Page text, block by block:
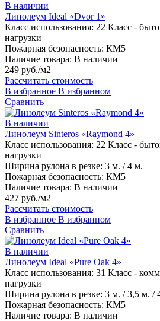
В наличии
Линолеум Ideal «Dvor 1»
Класс использования: 22 Класс -
нагрузки
Пожарная безопасность: КМ5
Наличие товара: В наличии
249 руб./м2
Рассчитать стоимость
В избранное В избранном
Сравнить
В наличии
Линолеум Sinteros «Raymond 4»
Класс использования: 22 Класс -
нагрузки
Ширина рулона в резке: 3 м. / 4 м.
Пожарная безопасность: КМ5
Наличие товара: В наличии
427 руб./м2
Рассчитать стоимость
В избранное В избранном
Сравнить
В наличии
Линолеум Ideal «Pure Oak 4»
Класс использования: 31 Класс -
нагрузки
Ширина рулона в резке: 3 м. / 3,5 м. /
Пожарная безопасность: КМ5
Наличие товара: В наличии